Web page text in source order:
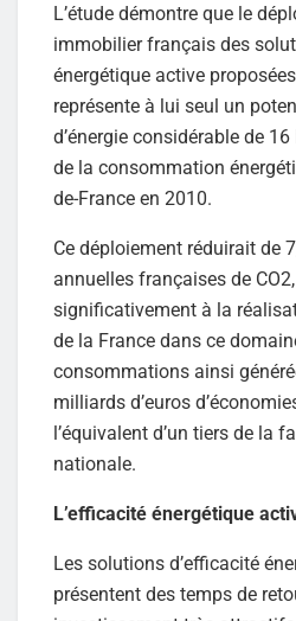
L’étude démontre que le
immobilier français des
énergétique active
représente à lui seul un
d’énergie considérable de
de la consommation
de-France en 2010.
Ce déploiement réduirait de
annuelles françaises de
significativement à la
de la France dans ce
consommations ainsi
milliards d’euros
l’équivalent d’un tiers de la
nationale.
L’efficacité énergétique
Les solutions d’efficacité
présentent des temps de